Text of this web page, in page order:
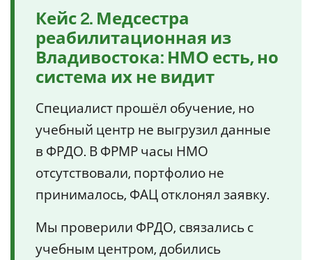
Кейс 2. Медсестра
реабилитационная из
Владивостока: НМО есть, но
система их не видит
Специалист прошёл обучение, но
учебный центр не выгрузил данные
в ФРДО. В ФРМР часы НМО
отсутствовали, портфолио не
принималось, ФАЦ отклонял заявку.
Мы проверили ФРДО, связались с
учебным центром, добились